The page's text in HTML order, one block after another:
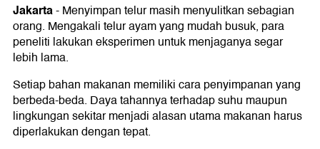
Jakarta-Menyimpan telur masih menyulitkan sebagian
orang. Mengakali telur ayam yang mudah busuk, para
peneliti lakukan eksperimen untuk menjaganya segar
lebih lama.
Setiap bahan makanan memiliki cara penyimpanan yang
berbeda-beda. Daya tahannya terhadap suhu maupun
lingkungan sekitar menjadi alasan utama makanan harus
diperlakukan dengan tepat.